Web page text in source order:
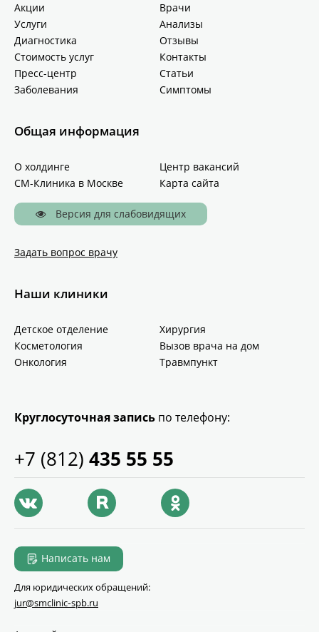
Акции
Врачи
Услуги
Анализы
Диагностика
Отзывы
Стоимость услуг
Контакты
Пресс-центр
Статьи
Заболевания
Симптомы
Общая информация
О холдинге
Центр вакансий
СМ-Клиника в Москве
Карта сайта
Версия для слабовидящих
Задать вопрос врачу
Наши клиники
Детское отделение
Хирургия
Косметология
Вызов врача на дом
Онкология
Травмпункт
Круглосуточная запись по телефону:
+7 (812) 435 55 55
Написать нам
Для юридических обращений:
jur@smclinic‑spb.ru